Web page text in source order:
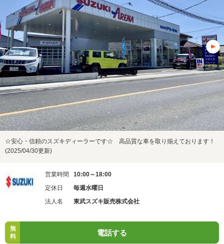
☆安心・信頼のスズキディーラーです☆ 高品質な車を取り揃えております！
(2025/04/30更新)
営業時間
10:00～18:00
定休日
毎週水曜日
法人名
東武スズキ販売株式会社
無
料
電話する